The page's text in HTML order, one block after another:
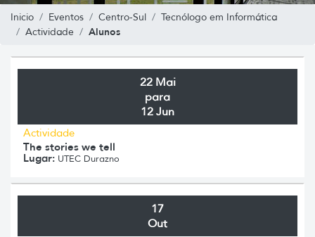
Inicio Eventos Centro-Sul
Tecnólogo em Informática
Actividade
Alunos
22 Mai
para
12 Jun
Actividade
The stories we tell
Lugar: UTEC Durazno
17
Out